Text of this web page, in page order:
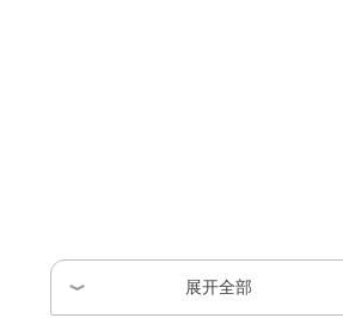
展开全部